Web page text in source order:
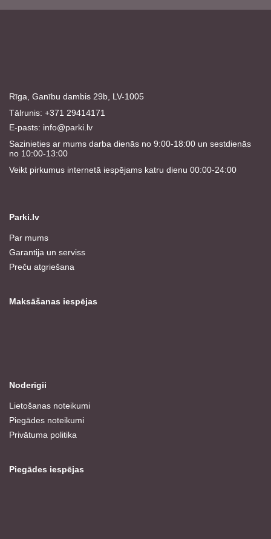
Rīga, Ganību dambis 29b, LV-1005
Tālrunis: +371 29414171
E-pasts: info@parki.lv
Sazinieties ar mums darba dienās no 9:00-18:00 un sestdienās
no 10:00-13:00
Veikt pirkumus internetā iespējams katru dienu 00:00-24:00
Parki.lv
Par mums
Garantija un serviss
Preču atgriešana
Maksāšanas iespējas
Noderīgii
Lietošanas noteikumi
Piegādes noteikumi
Privātuma politika
Piegādes iespējas